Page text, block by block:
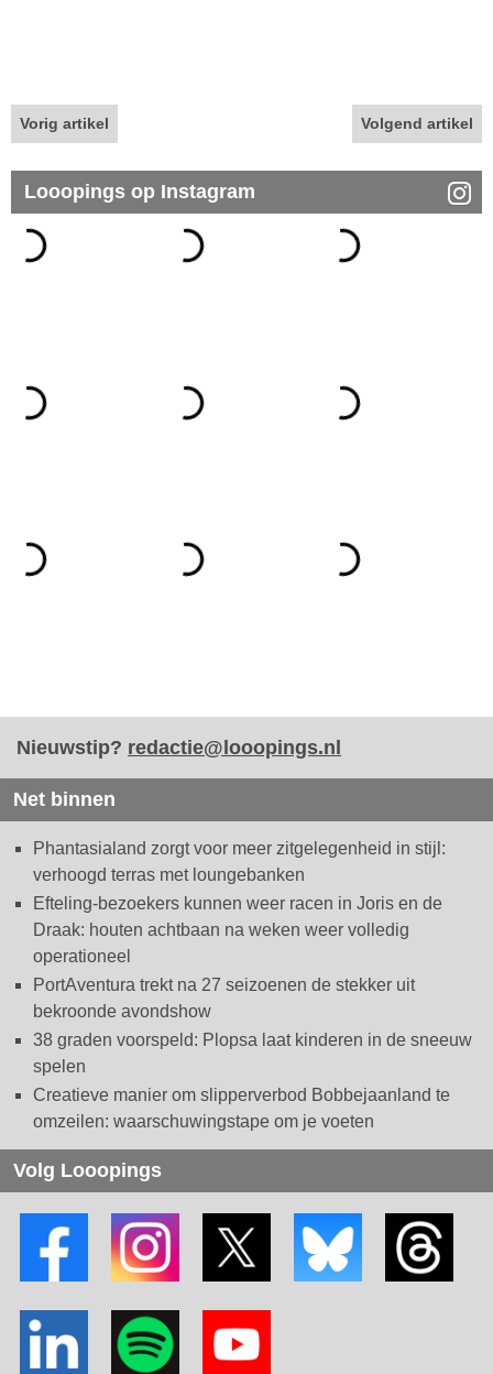
Vorig artikel Volgend artikel
Looopings op Instagram
Nieuwstip? redactie@looopings.nl
Net binnen
Phantasialand zorgt voor meer zitgelegenheid in stijl:
verhoogd terras met loungebanken
Efteling-bezoekers kunnen weer racen in Joris en de
Draak: houten achtbaan na weken weer volledig
operationeel
PortAventura trekt na 27 seizoenen de stekker uit
bekroonde avondshow
38 graden voorspeld: Plopsa laat kinderen in de sneeuw
spelen
Creatieve manier om slipperverbod Bobbejaanland te
omzeilen: waarschuwingstape om je voeten
Volg Looopings